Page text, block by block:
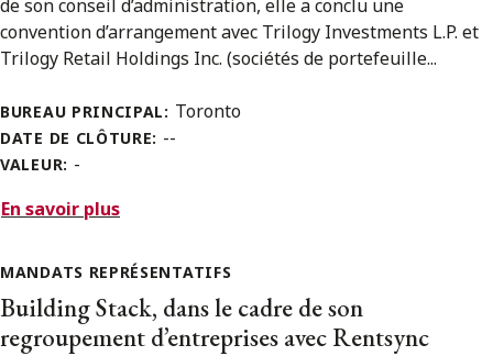
de son conseil d’administration, elle a conclu une
convention d’arrangement avec Trilogy Investments L.P. et
Trilogy Retail Holdings Inc. (sociétés de portefeuille...
BUREAU PRINCIPAL: Toronto
DATE DE CLÔTURE: --
VALEUR: -
En savoir plus
MANDATS REPRÉSENTATIFS
Building Stack, dans le cadre de son
regroupement d’entreprises avec Rentsync